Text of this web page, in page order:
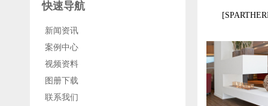
快速导航
新闻资讯
案例中心
视频资料
图册下载
联系我们